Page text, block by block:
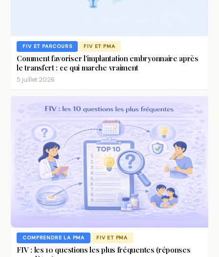
FIV ET PARCOURS FIV ET PMA
Comment favoriser l’implantation embryonnaire après
le transfert : ce qui marche vraiment
5 juillet 2026
COMPRENDRE LA PMA FIV ET PMA
FIV : les 10 questions les plus fréquentes (réponses